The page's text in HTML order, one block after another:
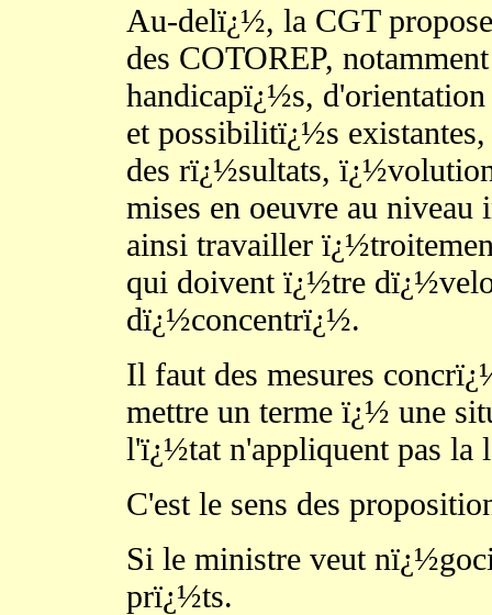
Au-delï¿½, la CGT
des COTOREP,
handicapï¿½s,
et possibilitï¿½s
des rï¿½sultats,
mises en oeuvre au
ainsi travailler
qui doivent ï¿½tre
dï¿½concentrï¿½.
Il faut des mesures
mettre un terme ï¿½ une
l'ï¿½tat n'appliquent pas
C'est le sens des
Si le ministre veut
prï¿½ts.